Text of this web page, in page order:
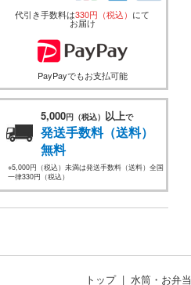
代引き手数料は330円（税込） にて
お届け
PayPayでもお支払可能
5,000円（税込） 以上で
発送手数料（送料）
無料
※5,000円（税込）未満は発送手数料（送料）全国
一律330円（税込）
トップ 水筒・お弁当